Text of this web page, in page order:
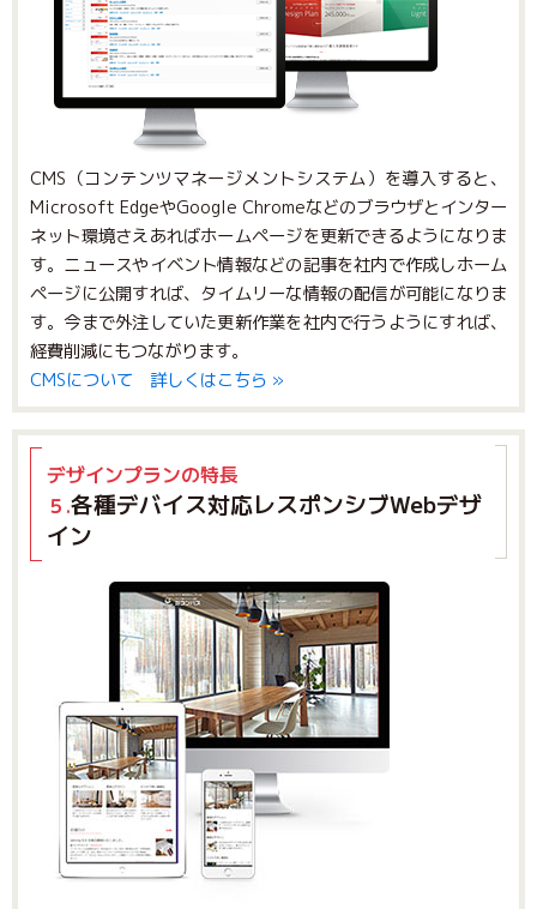
CMS（コンテンツマネージメントシステム）を導入すると、
Microsoft EdgeやGoogle Chromeなどのブラウザとインター
ネット環境さえあればホームページを更新できるようになりま
す。ニュースやイベント情報などの記事を社内で作成しホーム
ページに公開すれば、タイムリーな情報の配信が可能になりま
す。今まで外注していた更新作業を社内で行うようにすれば、
経費削減にもつながります。
CMSについて 詳しくはこちら »
デザインプランの特長
５.各種デバイス対応レスポンシブWebデザ
イン